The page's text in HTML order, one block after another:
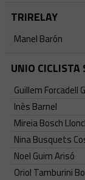
TRIRELAY
Manel Barón
UNIO CICLISTA
Guillem Forcadell
Inès Barnel
Mireia Bosch
Nina Busquets
Noel Guim Arisó
Oriol Tamburini